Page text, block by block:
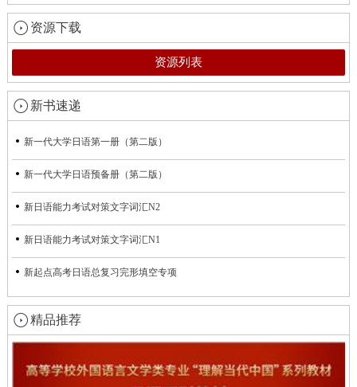
资源下载
资源列表
新书速递
新一代大学日语第一册（第二版）
新一代大学日语预备册（第二版）
新日语能力考试对策文字词汇N2
新日语能力考试对策文字词汇N1
新起点高考日语总复习完形填空专项
精品推荐